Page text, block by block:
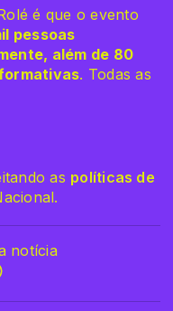
é que o evento
pessoas
além de 80
. Todas as
as políticas de
notícia